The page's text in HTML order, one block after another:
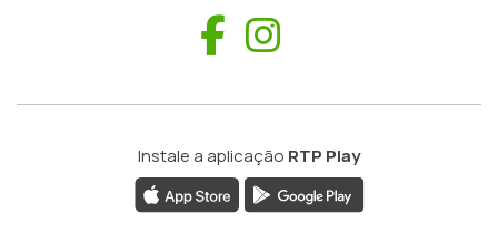
Facebook
Instale a aplicação RTP Play